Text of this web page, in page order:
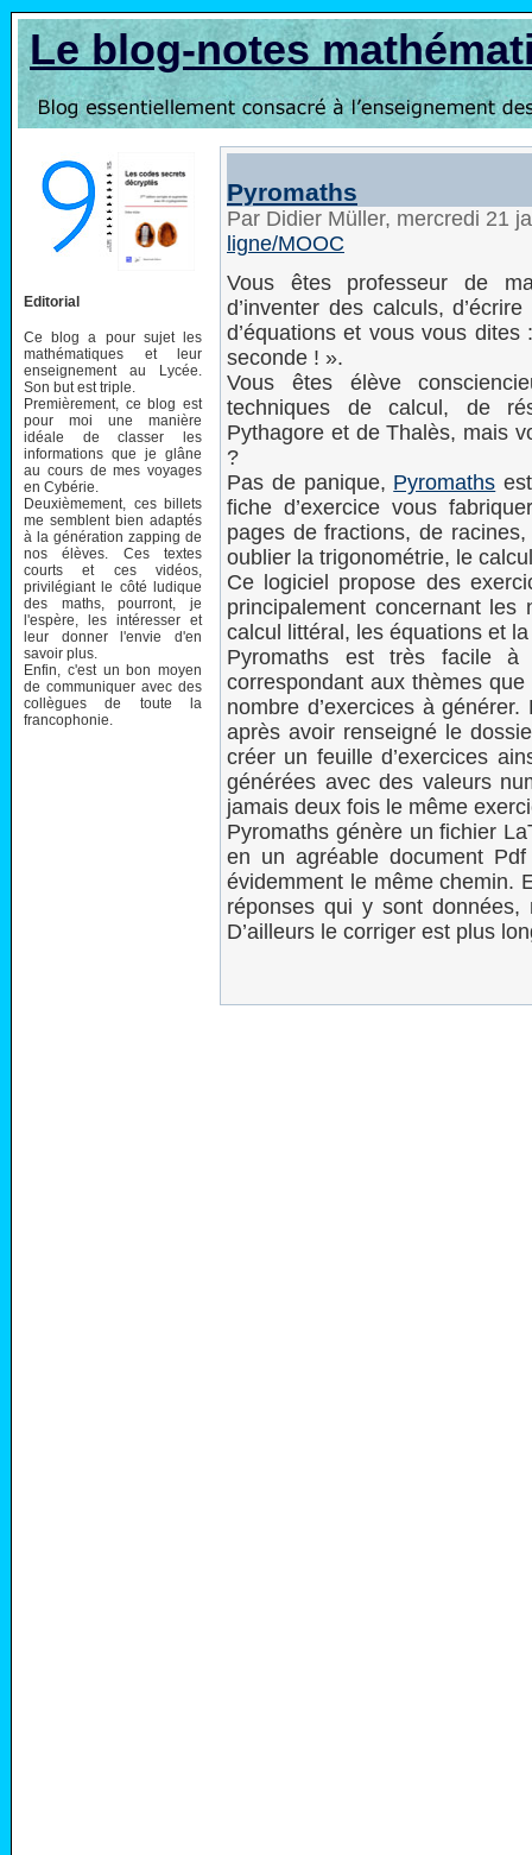
Le blog-notes
Editorial
Ce blog a pour sujet les
mathématiques et leur
enseignement au Lycée.
Son but est triple.
Premièrement, ce blog est
pour moi une manière
idéale de classer les
informations que je glâne
au cours de mes voyages
en Cybérie.
Deuxièmement, ces billets
me semblent bien adaptés
à la génération zapping de
nos élèves. Ces textes
courts et ces vidéos,
privilégiant le côté ludique
des maths, pourront, je
l'espère, les intéresser et
leur donner l'envie d'en
savoir plus.
Enfin, c'est un bon moyen
de communiquer avec des
collègues de toute la
francophonie.
Pyromaths
Par Didier Müller, mercredi 21
ligne/MOOC
Vous êtes professeur de
d’inventer des calculs,
d’équations et vous vous
seconde ! ».
Vous êtes élève
techniques de calcul, de
Pythagore et de Thalès, mais
?
Pas de panique, Pyromaths
fiche d’exercice vous
pages de fractions, de
oublier la trigonométrie, le
Ce logiciel propose des
principalement concernant
calcul littéral, les équations et
Pyromaths est très facile
correspondant aux thèmes
nombre d’exercices à
après avoir renseigné le
créer un feuille d’exercices
générées avec des valeurs
jamais deux fois le même
Pyromaths génère un fichier
en un agréable document
évidemment le même chemin.
réponses qui y sont
D’ailleurs le corriger est plus